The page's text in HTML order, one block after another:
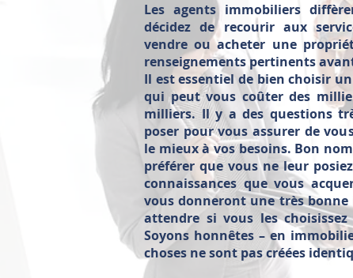
Les agents immobiliers
décidez de recourir aux
vendre ou acheter une
renseignements pertinents
Il est essentiel de bien choisir
qui peut vous coûter des
milliers. Il y a des questions
poser pour vous assurer de
le mieux à vos besoins. Bon
préférer que vous ne leur
connaissances que vous
vous donneront une très
attendre si vous les
Soyons honnêtes – en
choses ne sont pas créées